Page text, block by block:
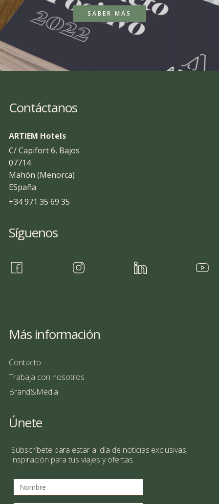
SABER MÁS
Contáctanos
ARTIEM Hotels
C/ Capifort 6, Bajos
07714
Mahón (Menorca)
ESpaña
+34 971 35 69 35
Síguenos
Más información
Contacto
Trabaja con nosotros
Brand&Media
Únete
Subscríbete para estar al día de noticias exclusivas,
inspiración para tus viajes y ofertas.